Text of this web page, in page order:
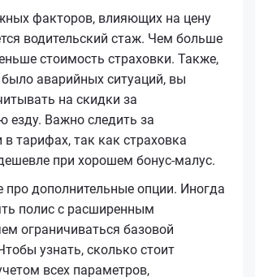
факторов, влияющих на цену
водительский стаж. Чем больше
стоимость страховки. Также,
было аварийных ситуаций, вы
на скидки за
езду. Важно следить за
тарифах, так как страховка
при хорошем бонус-малус.
про дополнительные опции. Иногда
полис с расширенным
ограничиваться базовой
узнать, сколько стоит
всех параметров,